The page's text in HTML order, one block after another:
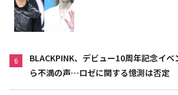
6
BLACKPINK、デビュー10周年記念イ
ら不満の声…ロゼに関する憶測は否定